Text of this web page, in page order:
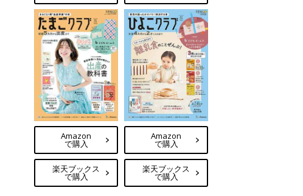
Amazon
で購入
楽天ブックス
で購入
Amazon
で購入
楽天ブックス
で購入